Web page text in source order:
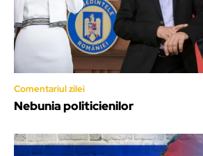
Comentariul zilei
Nebunia politicienilor